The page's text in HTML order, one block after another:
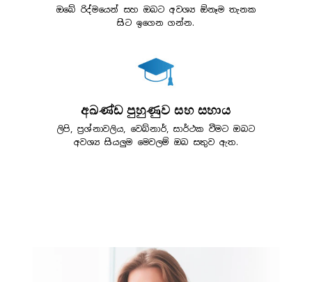
ඔබේ රිද්මයෙන් සහ ඔබට අවශ්‍ය ඕනෑම තැනක
සිට ඉගෙන ගන්න.
අඛණ්ඩ පුහුණුව සහ සහාය
ලිපි, ප්‍රශ්නාවලිය, වෙබ්නාර්, සාර්ථක වීමට ඔබට
අවශ්‍ය සියලුම මෙවලම් ඔබ සතුව ඇත.